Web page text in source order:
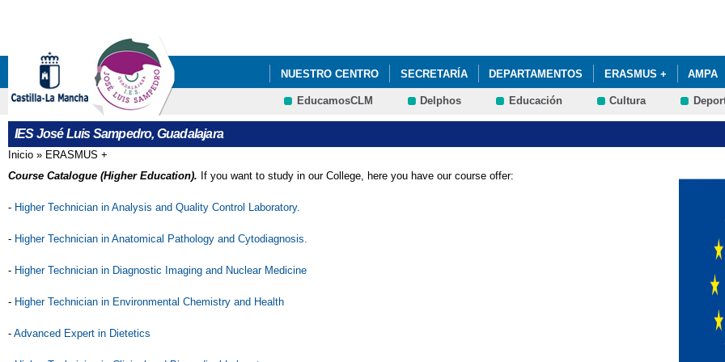
NUESTRO CENTRO SECRETARÍA DEPARTAMENTOS ERASMUS + AMPA
VI PLAN DE ÉXITO EDUCATIVO Y PREVENCIÓN DEL ABANDONO EDUCATIVO
EducamosCLM Delphos Educación Cultura
IES José Luis Sampedro, Guadalajara
Se encuentra usted aquí
Inicio » ERASMUS +
Course Catalogue (Higher Education). If you want to study in our College, here you have our course offer:
- Higher Technician in Analysis and Quality Control Laboratory.
- Higher Technician in Anatomical Pathology and Cytodiagnosis.
- Higher Technician in Diagnostic Imaging and Nuclear Medicine
- Higher Technician in Environmental Chemistry and Health
- Advanced Expert in Dietetics